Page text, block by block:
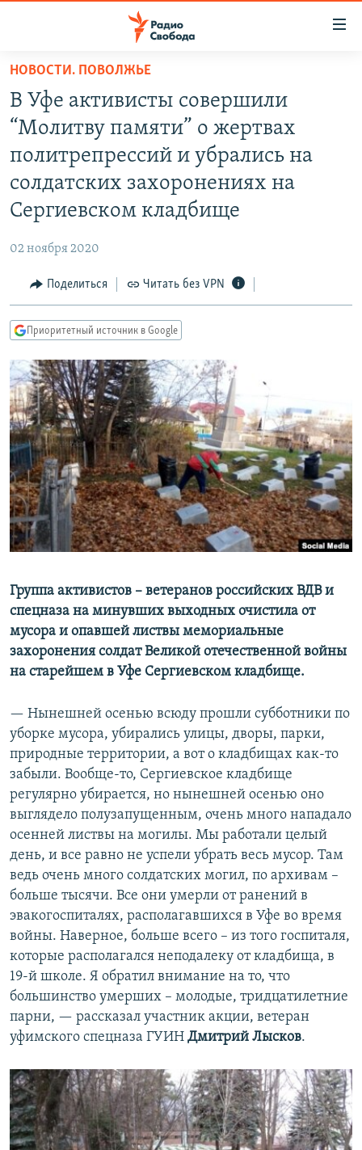
упрощенного
доступа
Вернуться
основному
содержанию
Вернутся
главной
навигации
Вернутся
поиску
ПРОГРАММЫ
ПОДКАСТЫ
АВТОРСКИЕ ПРОЕКТЫ
МНЕНИЯ
IDEL.РЕАЛИИ
КАВКАЗ.РЕАЛИИ
СЕВЕР.РЕАЛИИ
РАСПИСАНИЕ ВЕЩАНИЯ
ПОДПИШИТЕСЬ НА РАССЫЛКУ
СОЦИАЛЬНЫЕ СЕТИ
НОВОСТИ. ПОВОЛЖЬЕ
В Уфе активисты совершили
“Молитву памяти” о жертвах
политрепрессий и убрались на
солдатских захоронениях на
Сергиевском кладбище
02 ноября 2020
Поделиться Читать без VPN
Приоритетный источник в Google
Группа активистов – ветеранов российских ВДВ и
спецназа на минувших выходных очистила от
мусора и опавшей листвы мемориальные
захоронения солдат Великой отечественной войны
на старейшем в Уфе Сергиевском кладбище.
— Нынешней осенью всюду прошли субботники по
уборке мусора, убирались улицы, дворы, парки,
природные территории, а вот о кладбищах как-то
забыли. Вообще-то, Сергиевское кладбище
регулярно убирается, но нынешней осенью оно
выглядело полузапущенным, очень много нападало
осенней листвы на могилы. Мы работали целый
день, и все равно не успели убрать весь мусор. Там
ведь очень много солдатских могил, по архивам –
больше тысячи. Все они умерли от ранений в
эвакогоспиталях, располагавшихся в Уфе во время
войны. Наверное, больше всего – из того госпиталя,
которые располагался неподалеку от кладбища, в
19-й школе. Я обратил внимание на то, что
большинство умерших – молодые, тридцатилетние
парни, — рассказал участник акции, ветеран
уфимского спецназа ГУИН Дмитрий Лысков.